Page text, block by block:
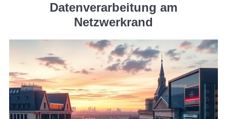
Datenverarbeitung am
Netzwerkrand